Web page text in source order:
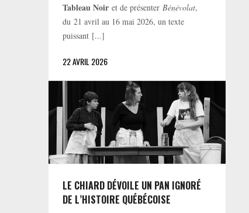
Tableau Noir et de présenterBénévolat,
du 21 avril au 16 mai 2026, un texte
puissant [...]
22 AVRIL 2026
LE CHIARD DÉVOILE UN PAN IGNORÉ
DE L’HISTOIRE QUÉBÉCOISE